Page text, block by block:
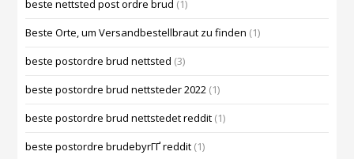
beste nettsted post ordre brud (1)
Beste Orte, um Versandbestellbraut zu finden (1)
beste postordre brud nettsted (3)
beste postordre brud nettsteder 2022 (1)
beste postordre brud nettstedet reddit (1)
beste postordre brudebyrГҐ reddit (1)